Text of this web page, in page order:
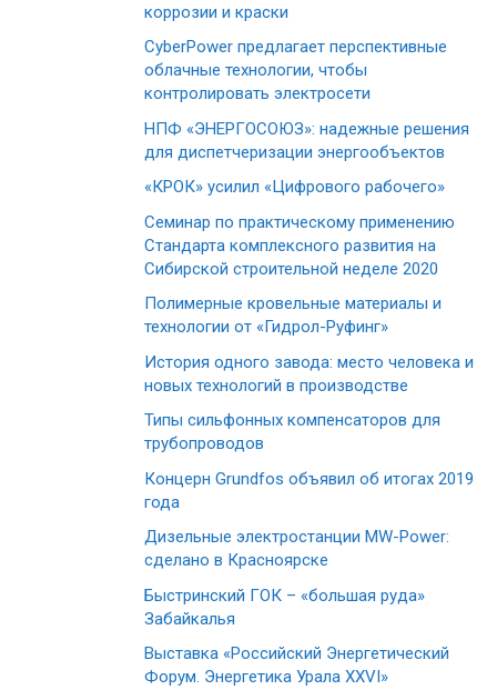
коррозии и краски
CyberPower предлагает перспективные
облачные технологии, чтобы
контролировать электросети
НПФ «ЭНЕРГОСОЮЗ»: надежные решения
для диспетчеризации энергообъектов
«КРОК» усилил «Цифрового рабочего»
Семинар по практическому применению
Стандарта комплексного развития на
Сибирской строительной неделе 2020
Полимерные кровельные материалы и
технологии от «Гидрол-Руфинг»
История одного завода: место человека и
новых технологий в производстве
Типы сильфонных компенсаторов для
трубопроводов
Концерн Grundfos объявил об итогах 2019
года
Дизельные электростанции MW-Power:
сделано в Красноярске
Быстринский ГОК – «большая руда»
Забайкалья
Выставка «Российский Энергетический
Форум. Энергетика Урала XXVI»